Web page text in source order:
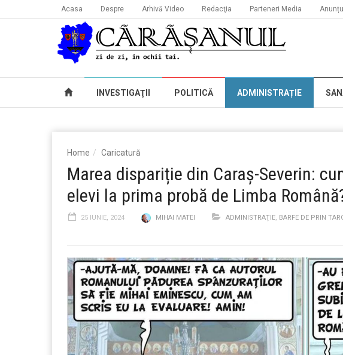
Acasa Despre Arhivă Video Redacţia Parteneri Media
INVESTIGAŢII POLITICĂ ADMINISTRAȚIE
Home Caricatură
Marea dispariție din Caraș-Severin:
elevi la prima probă de Limba
25 IUNIE, 2024 MIHAI MATEI ADMINISTRAŢIE, BARFE DE PRIN